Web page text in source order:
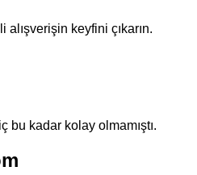
keyfini çıkarın.
bu kadar kolay olmamıştı.